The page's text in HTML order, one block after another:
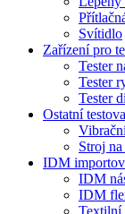
Svítidlo
Zařízení pro
Tester
Tester
Tester
Ostatní
Stroj
IDM
IDM
IDM
Textilní